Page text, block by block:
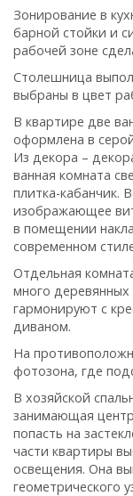
Зонирование в
барной стойки и
рабочей зоне
Столешница
выбраны в цвет
В квартире две
оформлена в
Из декора –
ванная комната
плитка-кабанчик.
изображающее
в помещении
современном
Отдельная
много деревянных
гармонируют с
диваном.
На
фотозона, где
В хозяйской
занимающая
попасть на
части квартиры
освещения. Она
геометрического